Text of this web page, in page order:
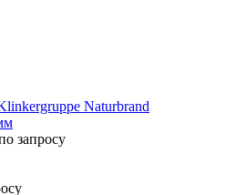
Naturbrand
запросу